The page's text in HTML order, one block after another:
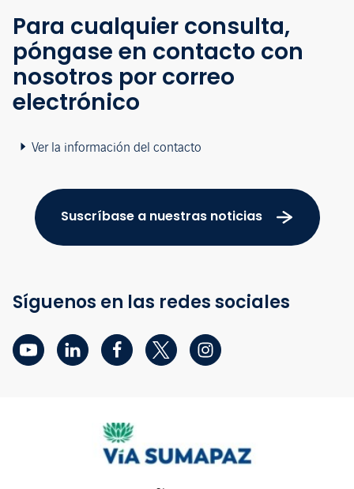
Para cualquier consulta,
póngase en contacto con
nosotros por correo
electrónico
Ver la información del contacto
Suscríbase a nuestras noticias
Síguenos en las redes sociales